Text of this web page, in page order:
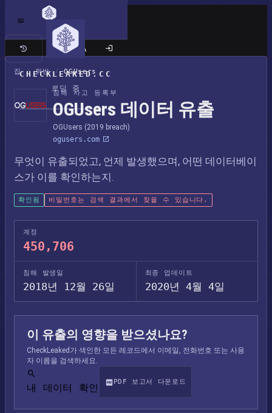
CHECKLEAKED.CC
로딩 중
클래식 사이트
집 / 위반 / OGUsers
침해 사고 등록부
OGUsers 데이터 유출
OGUsers (2019 breach)
ogusers.com
무엇이 유출되었고, 언제 발생했으며, 어떤 데이터베이
스가 이를 확인하는지.
확인됨 비밀번호는 검색 결과에서 찾을 수 있습니다.
계정
450,706
침해 발생일
2018년 12월 26일
최종 업데이트
2020년 4월 4일
이 유출의 영향을 받으셨나요?
CheckLeaked가 색인한 모든 레코드에서 이메일, 전화번호 또는 사용
자 이름을 검색하세요.
내 데이터 확인
PDF 보고서 다운로드